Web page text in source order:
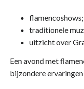
flamencoshows;
traditionele
uitzicht over
Een avond met
bijzondere ervaringen